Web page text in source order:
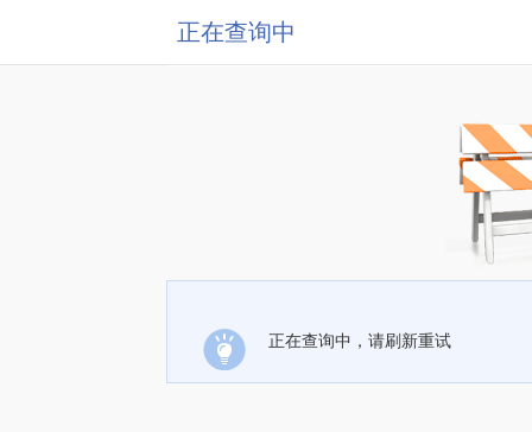
正在查询中
正在查询中，请刷新重试